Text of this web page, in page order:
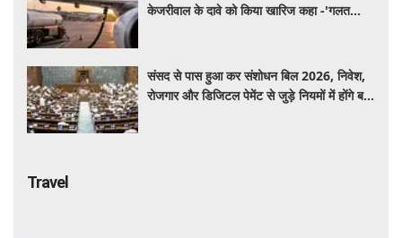
केजरीवाल के दावे को किया खारिज कहा -'गलत
संसद से पास हुआ कर संशोधन बिल 2026, निवेश,
रोजगार और डिजिटल पेमेंट से जुड़े नियमों में होंगे बड़े
Travel